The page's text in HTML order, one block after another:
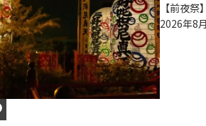
【前夜祭
2026年8